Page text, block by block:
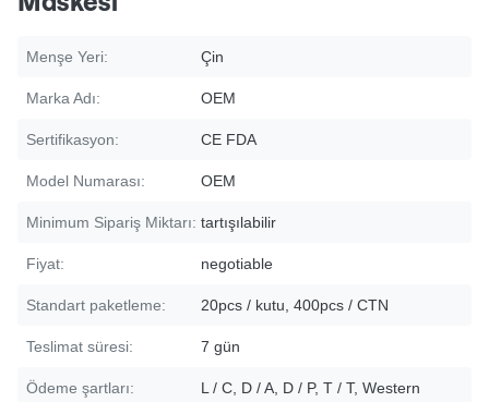
Menşe Yeri: Çin
Marka Adı: OEM
Sertifikasyon: CE FDA
Model Numarası: OEM
Minimum Sipariş Miktarı: tartışılabilir
Fiyat: negotiable
Standart paketleme: 20pcs / kutu, 400pcs / CTN
Teslimat süresi: 7 gün
Ödeme şartları:
L / C, D / A, D / P, T / T, Western